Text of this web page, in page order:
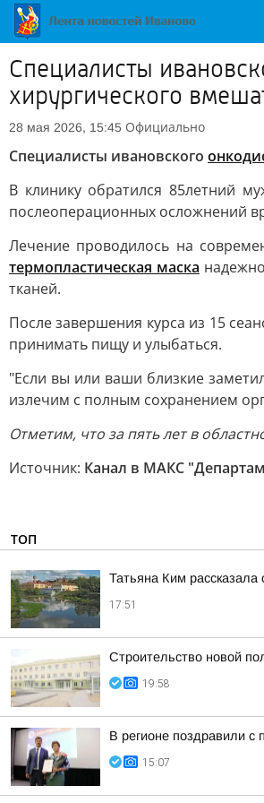
Специалисты
хирургического
28 мая 2026, 15:45 Официально
Специалисты ивановского
В клинику обратился 85летний
послеоперационных осложнений
Лечение проводилось на
термопластическая маска
тканей.
После завершения курса из 15
принимать пищу и улыбаться.
"Если вы или ваши близкие
излечим с полным сохранением
Отметим, что за пять лет в
Источник: Канал в МАКС
ТОП
Татьяна Ким
17:51
Строительство новой
19:58
В регионе поздравили с
15:07